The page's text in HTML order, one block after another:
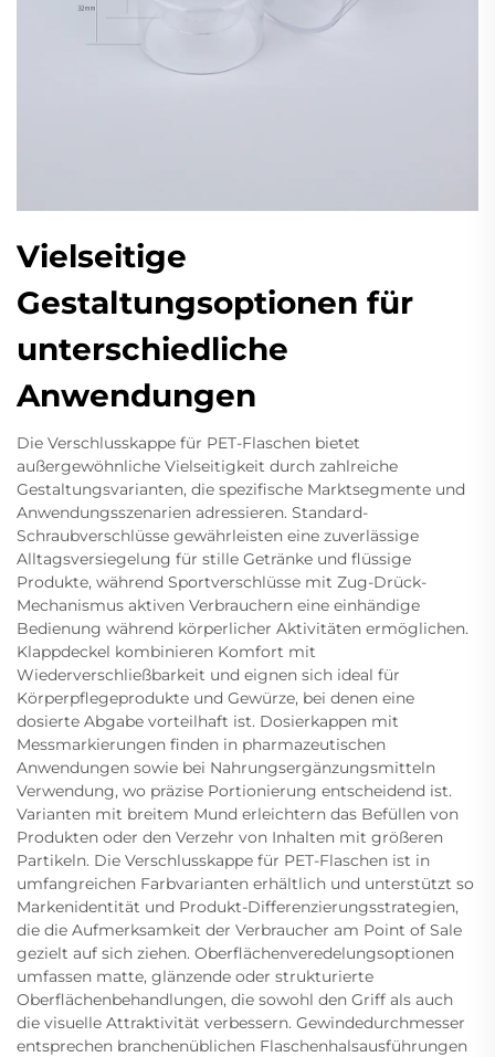
Vielseitige
Gestaltungsoptionen für
unterschiedliche
Anwendungen
Die Verschlusskappe für PET-Flaschen bietet
außergewöhnliche Vielseitigkeit durch zahlreiche
Gestaltungsvarianten, die spezifische Marktsegmente und
Anwendungsszenarien adressieren. Standard-
Schraubverschlüsse gewährleisten eine zuverlässige
Alltagsversiegelung für stille Getränke und flüssige
Produkte, während Sportverschlüsse mit Zug-Drück-
Mechanismus aktiven Verbrauchern eine einhändige
Bedienung während körperlicher Aktivitäten ermöglichen.
Klappdeckel kombinieren Komfort mit
Wiederverschließbarkeit und eignen sich ideal für
Körperpflegeprodukte und Gewürze, bei denen eine
dosierte Abgabe vorteilhaft ist. Dosierkappen mit
Messmarkierungen finden in pharmazeutischen
Anwendungen sowie bei Nahrungsergänzungsmitteln
Verwendung, wo präzise Portionierung entscheidend ist.
Varianten mit breitem Mund erleichtern das Befüllen von
Produkten oder den Verzehr von Inhalten mit größeren
Partikeln. Die Verschlusskappe für PET-Flaschen ist in
umfangreichen Farbvarianten erhältlich und unterstützt so
Markenidentität und Produkt-Differenzierungsstrategien,
die die Aufmerksamkeit der Verbraucher am Point of Sale
gezielt auf sich ziehen. Oberflächenveredelungsoptionen
umfassen matte, glänzende oder strukturierte
Oberflächenbehandlungen, die sowohl den Griff als auch
die visuelle Attraktivität verbessern. Gewindedurchmesser
entsprechen branchenüblichen Flaschenhalsausführungen